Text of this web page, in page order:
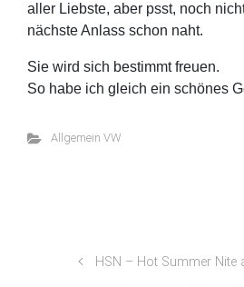
aller Liebste, aber psst, noch
nächste Anlass schon naht.
Sie wird sich bestimmt freuen.
So habe ich gleich ein schönes
Allgemein VW
HSN – Hot Summer Nite